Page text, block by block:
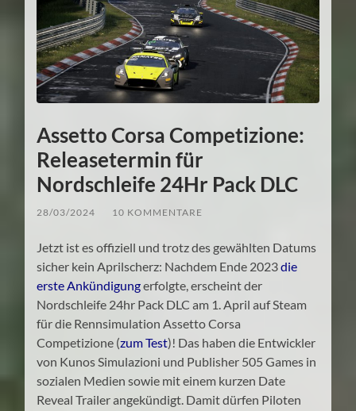
Assetto Corsa Competizione:
Releasetermin für
Nordschleife 24Hr Pack DLC
28/03/2024 10 KOMMENTARE
Jetzt ist es offiziell und trotz des gewählten Datums
sicher kein Aprilscherz: Nachdem Ende 2023die
erste Ankündigungerfolgte, erscheint der
Nordschleife 24hr Pack DLC am 1. April auf Steam
für die Rennsimulation Assetto Corsa
Competizione (zum Test)! Das haben die Entwickler
von Kunos Simulazioni und Publisher 505 Games in
sozialen Medien sowie mit einem kurzen Date
Reveal Trailer angekündigt. Damit dürfen Piloten